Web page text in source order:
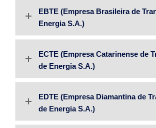
EBTE (Empresa Brasileira de
Energia S.A.)
ECTE (Empresa Catarinense de
de Energia S.A.)
EDTE (Empresa Diamantina de
de Energia S.A.)